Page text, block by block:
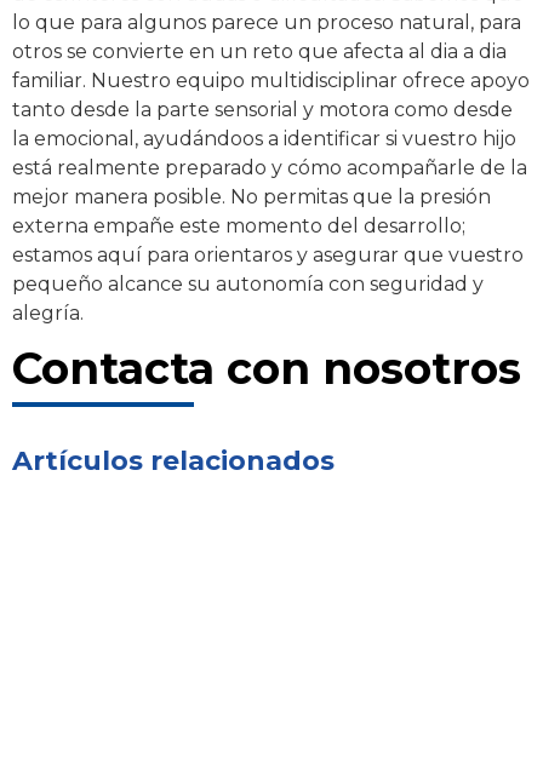
lo que para algunos parece un proceso natural, para
otros se convierte en un reto que afecta al dia a dia
familiar. Nuestro equipo multidisciplinar ofrece apoyo
tanto desde la parte sensorial y motora como desde
la emocional, ayudándoos a identificar si vuestro hijo
está realmente preparado y cómo acompañarle de la
mejor manera posible. No permitas que la presión
externa empañe este momento del desarrollo;
estamos aquí para orientaros y asegurar que vuestro
pequeño alcance su autonomía con seguridad y
alegría.
Contacta con nosotros
Artículos relacionados